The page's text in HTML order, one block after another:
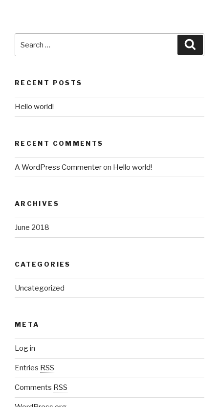
RECENT POSTS
Hello world!
RECENT COMMENTS
A WordPress Commenteron Hello world!
ARCHIVES
June 2018
CATEGORIES
Uncategorized
META
Log in
Entries RSS
Comments RSS